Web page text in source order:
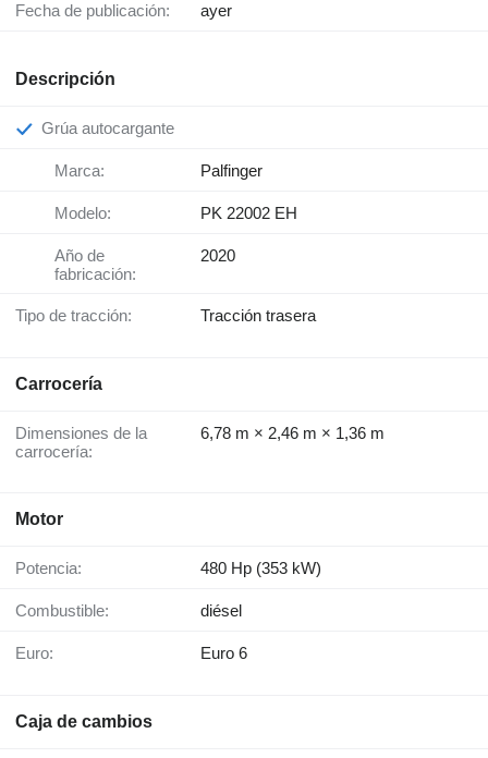
Fecha de publicación: ayer
Descripción
Grúa autocargante
Marca: Palfinger
Modelo: PK 22002 EH
Año de
fabricación:
2020
Tipo de tracción: Tracción trasera
Carrocería
Dimensiones de la
carrocería:
6,78 m × 2,46 m × 1,36 m
Motor
Potencia: 480 Hp (353 kW)
Combustible: diésel
Euro: Euro 6
Caja de cambios